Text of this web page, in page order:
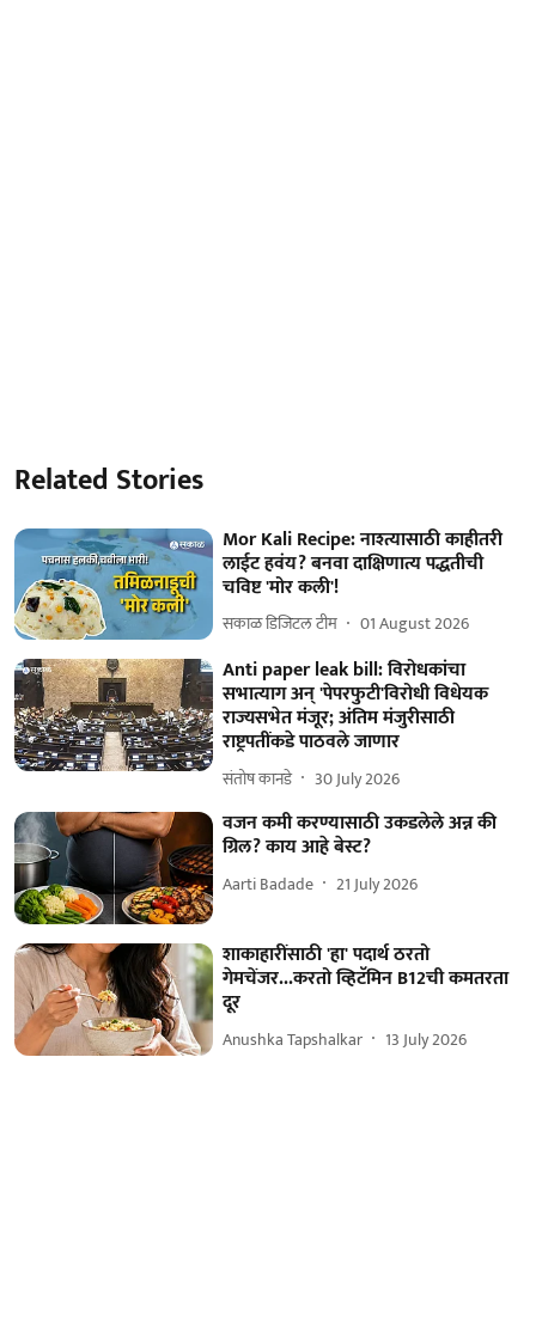
Related Stories
Mor Kali Recipe: नाश्त्यासाठी काहीतरी
लाईट हवंय? बनवा दाक्षिणात्य पद्धतीची
चविष्ट 'मोर कली'!
सकाळ डिजिटल टीम 01 August 2026
Anti paper leak bill: विरोधकांचा
सभात्याग अन् 'पेपरफुटी'विरोधी विधेयक
राज्यसभेत मंजूर; अंतिम मंजुरीसाठी
राष्ट्रपतींकडे पाठवले जाणार
संतोष कानडे 30 July 2026
वजन कमी करण्यासाठी उकडलेले अन्न की
ग्रिल? काय आहे बेस्ट?
Aarti Badade 21 July 2026
शाकाहारींसाठी 'हा' पदार्थ ठरतो
गेमचेंजर...करतो व्हिटॅमिन B12ची कमतरता
दूर
Anushka Tapshalkar 13 July 2026